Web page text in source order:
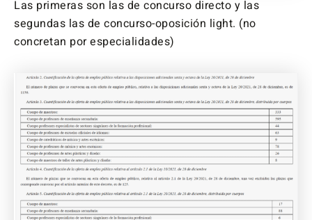
Las primeras son las de concurso directo y las
segundas las de concurso-oposición light. (no
concretan por especialidades)